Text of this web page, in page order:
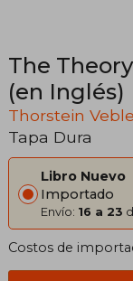
The
(en Inglés)
Thorstein
Tapa Dura
Libro Nuevo
Importado
Envío: 16 a 23
Costos de